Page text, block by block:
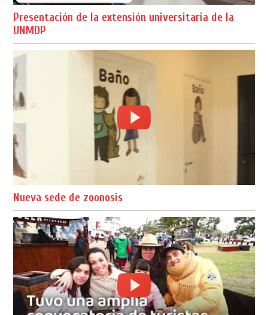
Presentación de la extensión universitaria de la
UNMDP
Nueva sede de zoonosis